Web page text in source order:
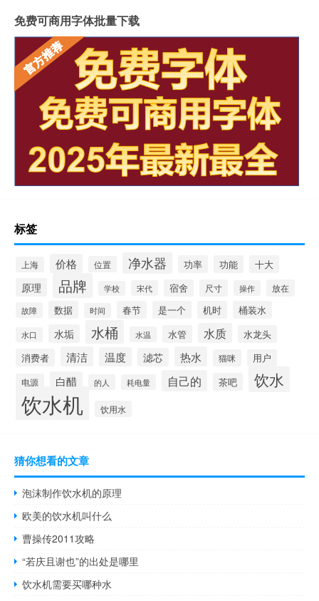
免费可商用字体批量下载
标签
上海 价格 位置 净水器 功率 功能 十大
原理 品牌 学校 宋代 宿舍 尺寸 操作 放在
故障 数据 时间 春节 是一个 机时 桶装水
水口 水垢 水桶 水温 水管 水质
水龙头
消费者
清洁 温度 滤芯 热水 猫咪 用户
电源 白醋 的人 耗电量 自己的 茶吧 饮水
饮水机 饮用水
猜你想看的文章
泡沫制作饮水机的原理
欧美的饮水机叫什么
曹操传2011攻略
“若庆且谢也”的出处是哪里
饮水机需要买哪种水